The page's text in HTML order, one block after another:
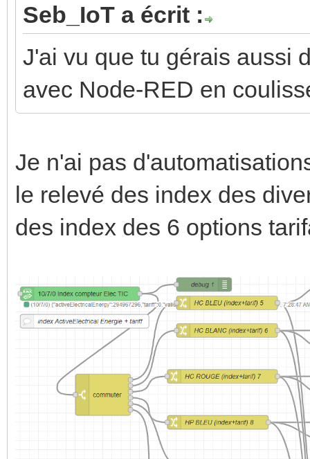
Seb_IoT a écrit :
J'ai vu que tu gérais aussi
avec Node-RED en
Je n'ai pas
le relevé des index des
des index des 6 options